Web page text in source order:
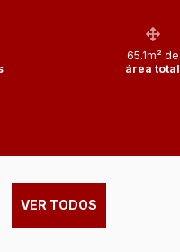
65.1m² de
área total
VER TODOS